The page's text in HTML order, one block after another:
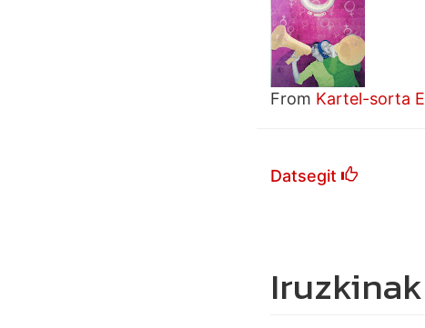
From Kartel-sorta
Datsegit
Iruzkinak